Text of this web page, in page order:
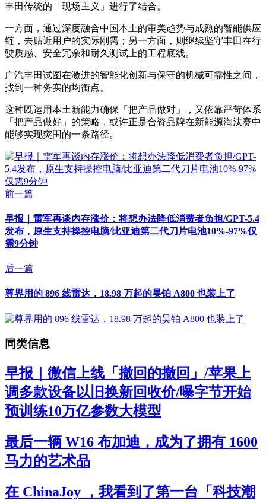
丰田传统的「现场主义」进行了结合。
一方面，通过深度融合中国本土的审美趋势与成熟的智能供应
链，去贴近用户的实际刚需；另一方面，则继续坚守丰田在行
驶质感、安全冗余和耐久测试上的工程底线。
广汽丰田试图在激进的智能化创新与保守的机械可靠性之间，
找到一种务实的均衡点。
这种既运用本土新能力确保「把产品做对」，又依靠严苛体系
「把产品做好」的策略，或许正是合资品牌在新能源淘汰赛中
能够实现突围的一条路径。
前一篇
早报｜雷军再谈内存涨价：将想办法降低消费者负担/GPT-5.4
发布，原生支持操控电脑/比亚迪第二代刀片电池10%-97%仅
需9分钟
后一篇
尊界用的 896 线雷达，18.98 万起的昊铂 A800 也装上了
同类信息
早报｜微信上线「撤回的撤回」/苹果上
调多款设备以旧换新回收价/曝字节开始
预训练10万亿参数大模型
最后一辆 W16 布加迪，成为了拥有 1600
马力的艺术品
在 ChinaJoy ，我看到了第一台「科技潮